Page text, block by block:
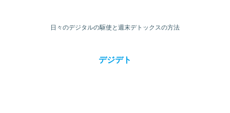
日々のデジタルの駆使と週末デトックスの方法
デジデト